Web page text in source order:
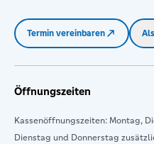
Termin vereinbaren
Öffnungszeiten
Kassenöffnungszeiten: Montag,
Dienstag und Donnerstag